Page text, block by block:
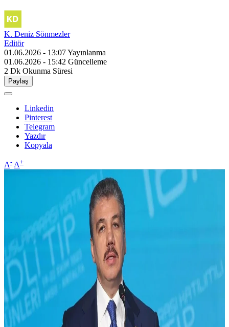
K. Deniz Sönmezler
Editör
01.06.2026 - 13:07Yayınlanma
01.06.2026 - 15:42 Güncelleme
2 Dk Okunma Süresi
Paylaş
Linkedin
Pinterest
Telegram
Yazdır
Kopyala
A- A+